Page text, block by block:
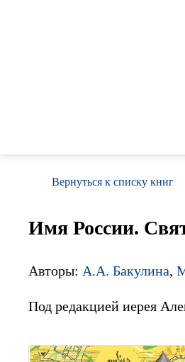
Вернуться к списку книг
Имя России.
Авторы: А.А. Бакулина,
Под редакцией иерея